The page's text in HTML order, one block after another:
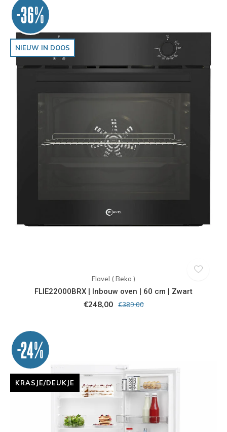
-36%
NIEUW IN DOOS
Flavel ( Beko )
FLIE22000BRX | Inbouw oven | 60 cm | Zwart
€248,00 €389,00
-24%
KRASJE/DEUKJE